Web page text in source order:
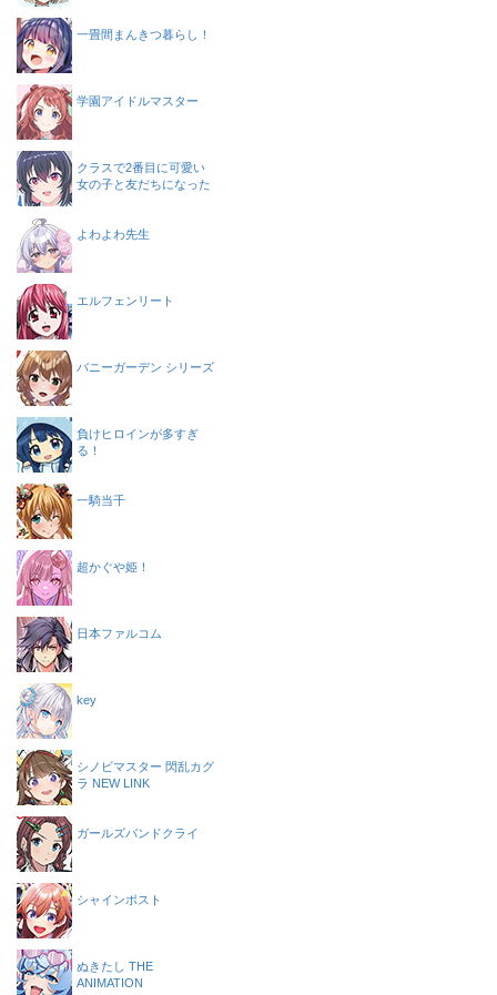
一畳間まんきつ暮らし！
学園アイドルマスター
クラスで2番目に可愛い
女の子と友だちになった
よわよわ先生
エルフェンリート
バニーガーデン シリーズ
負けヒロインが多すぎ
る！
一騎当千
超かぐや姫！
日本ファルコム
key
シノビマスター 閃乱カグ
ラ NEW LINK
ガールズバンドクライ
シャインポスト
ぬきたし THE
ANIMATION